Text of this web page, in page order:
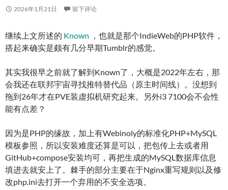
2026年1月21日 留下评论
继续上文所述的 Known ，也就是那个IndieWeb的PHP软件，
搭起来确实是颇有几分早期Tumblr的感觉。
其实我很早之前就了解到Known了，大概是2022年左右，那
会我还在联邦宇宙寻找推特替代品（原主时间线）。没想到
拖到26年才在PVE装虚拟机研究起来。另外i3 7100会不会性
能有点差？
因为是PHP的缘故，加上有Webinoly的标准化PHP+MySQL
模板参照，所以安装难度还算是可以，把包传上去或者用
GitHub+compose安装均可，再把生成的MySQL数据库信息
填进去就安上了。棘手的部分主要在于Nginx重写规则以及修
改php.ini去打开一个弃用的不安全选项。